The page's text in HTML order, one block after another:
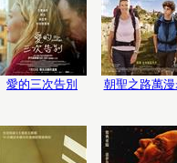
愛的三次告別 朝聖之路萬漫